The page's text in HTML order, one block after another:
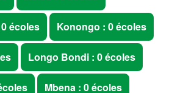
écoles Konongo : 0 écoles
Longo Bondi : 0 écoles
Mbena : 0 écoles